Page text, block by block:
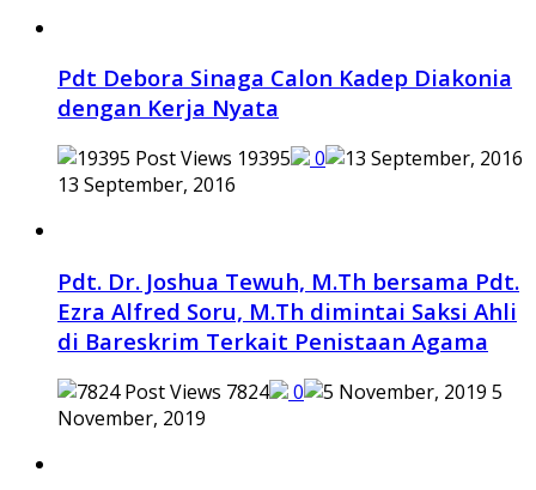
Pdt Debora Sinaga Calon Kadep Diakonia
dengan Kerja Nyata
19395
0
13 September, 2016
Pdt. Dr. Joshua Tewuh, M.Th bersama Pdt.
Ezra Alfred Soru, M.Th dimintai Saksi Ahli
di Bareskrim Terkait Penistaan Agama
7824 0
5
November, 2019